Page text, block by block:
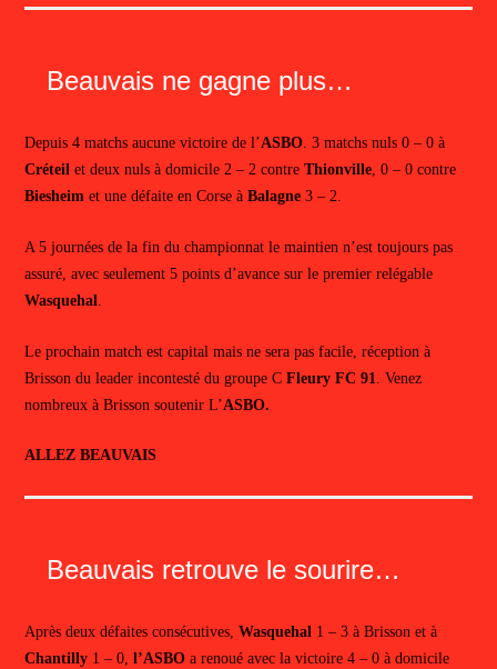
Beauvais ne gagne plus…
Depuis 4 matchs aucune victoire de l’ASBO. 3 matchs nuls 0 – 0 à
Créteilet deux nuls à domicile 2 – 2 contre Thionville, 0 – 0 contre
Biesheimet une défaite en Corse à Balagne 3 – 2.
A 5 journées de la fin du championnat le maintien n’est toujours pas
assuré, avec seulement 5 points d’avance sur le premier relégable
Wasquehal
Le prochain match est capital mais ne sera pas facile, réception à
Brisson du leader incontesté du groupe C Fleury FC 91 . Venez
nombreux à Brisson soutenir L’ASBO.
ALLEZ BEAUVAIS
Beauvais retrouve le sourire…
Après deux défaites consécutives, Wasquehal 1 – 3 à Brisson et à
Chantilly1 – 0, l’ASBOa renoué avec la victoire 4 – 0 à domicile